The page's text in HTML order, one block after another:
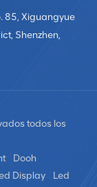
85, Xiguangyue
Shenzhen,
todos los
Dooh
Display
Led